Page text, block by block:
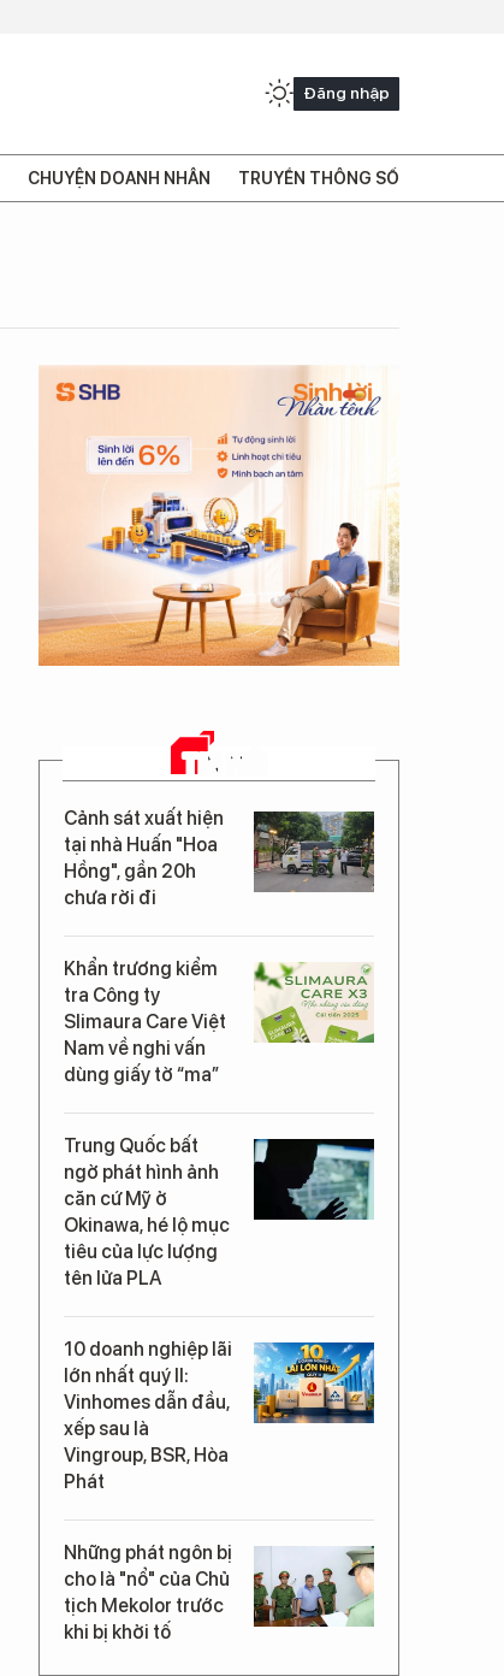
Đăng nhập
CHUYỆN DOANH NHÂN TRUYỀN THÔNG SỐ
TIN MỚI
Cảnh sát xuất hiện
tại nhà Huấn "Hoa
Hồng", gần 20h
chưa rời đi
Khẩn trương kiểm
tra Công ty
Slimaura Care Việt
Nam về nghi vấn
dùng giấy tờ “ma”
Trung Quốc bất
ngờ phát hình ảnh
căn cứ Mỹ ở
Okinawa, hé lộ mục
tiêu của lực lượng
tên lửa PLA
10 doanh nghiệp lãi
lớn nhất quý II:
Vinhomes dẫn đầu,
xếp sau là
Vingroup, BSR, Hòa
Phát
Những phát ngôn bị
cho là "nổ" của Chủ
tịch Mekolor trước
khi bị khởi tố